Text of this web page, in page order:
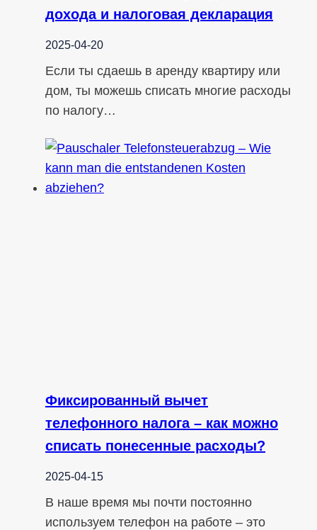
дохода и налоговая декларация
2025-04-20
Если ты сдаешь в аренду квартиру или
дом, ты можешь списать многие расходы
по налогу…
Фиксированный вычет
телефонного налога – как можно
списать понесенные расходы?
2025-04-15
В наше время мы почти постоянно
используем телефон на работе – это